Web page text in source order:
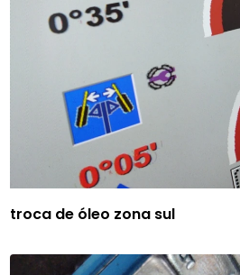
troca de óleo zona sul